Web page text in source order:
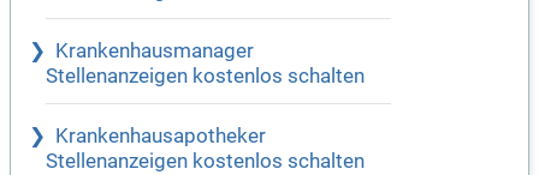
Krankenhausmanager
Stellenanzeigen kostenlos schalten
Krankenhausapotheker
Stellenanzeigen kostenlos schalten